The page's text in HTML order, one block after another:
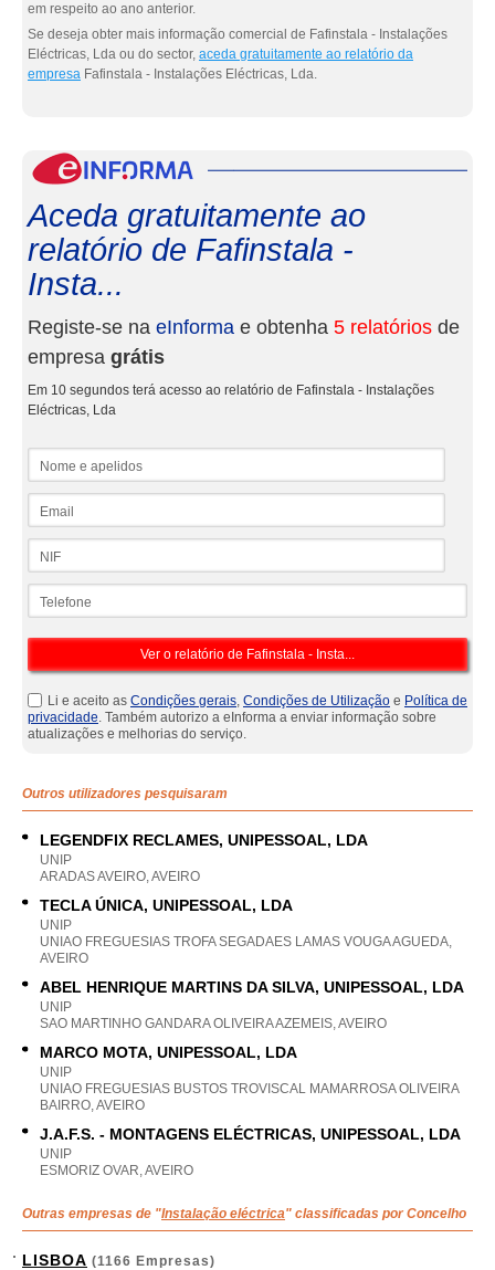
em respeito ao ano anterior.
Se deseja obter mais informação comercial de Fafinstala - Instalações
Eléctricas, Lda ou do sector, aceda gratuitamente ao relatório da
empresa Fafinstala - Instalações Eléctricas, Lda.
Aceda gratuitamente ao
relatório de Fafinstala -
Insta...
Registe-se na eInforma e obtenha 5 relatórios de
empresa grátis
Em 10 segundos terá acesso ao relatório de Fafinstala - Instalações
Eléctricas, Lda
Li e aceito as Condições gerais, Condições de Utilização e Política de
privacidade. Também autorizo a eInforma a enviar informação sobre
atualizações e melhorias do serviço.
Outros utilizadores pesquisaram
LEGENDFIX RECLAMES, UNIPESSOAL, LDA
UNIP
ARADAS AVEIRO, AVEIRO
TECLA ÚNICA, UNIPESSOAL, LDA
UNIP
UNIAO FREGUESIAS TROFA SEGADAES LAMAS VOUGA AGUEDA,
AVEIRO
ABEL HENRIQUE MARTINS DA SILVA, UNIPESSOAL, LDA
UNIP
SAO MARTINHO GANDARA OLIVEIRA AZEMEIS, AVEIRO
MARCO MOTA, UNIPESSOAL, LDA
UNIP
UNIAO FREGUESIAS BUSTOS TROVISCAL MAMARROSA OLIVEIRA
BAIRRO, AVEIRO
J.A.F.S. - MONTAGENS ELÉCTRICAS, UNIPESSOAL, LDA
UNIP
ESMORIZ OVAR, AVEIRO
Outras empresas de "Instalação eléctrica" classificadas por Concelho
LISBOA (1166 Empresas)